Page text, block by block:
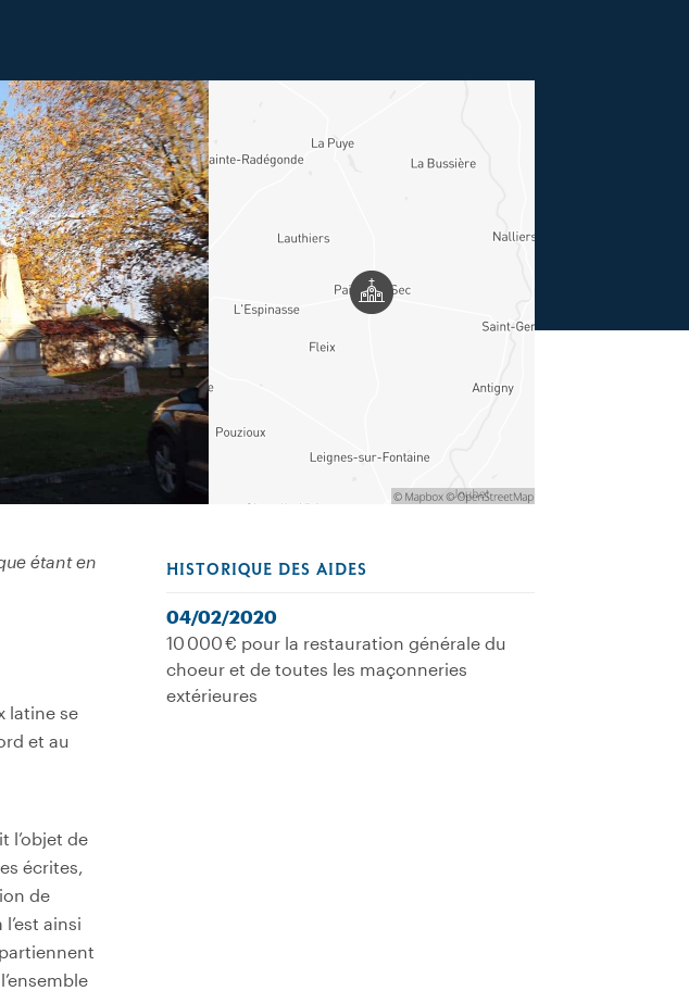
étant en
latine se
et au
l’objet de
écrites,
de
ainsi
HISTORIQUE DES AIDES
04/02/2020
10 000 € pour la restauration générale du
choeur et de toutes les maçonneries
extérieures